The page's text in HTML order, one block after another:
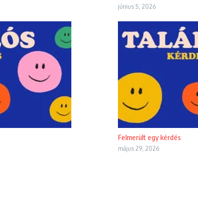
június 5, 2026
Felmerült egy kérdés
május 29, 2026